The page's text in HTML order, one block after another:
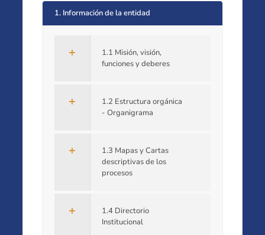
1. Información de la entidad
1.1 Misión, visión,
funciones y deberes
1.2 Estructura orgánica
- Organigrama
1.3 Mapas y Cartas
descriptivas de los
procesos
1.4 Directorio
Institucional